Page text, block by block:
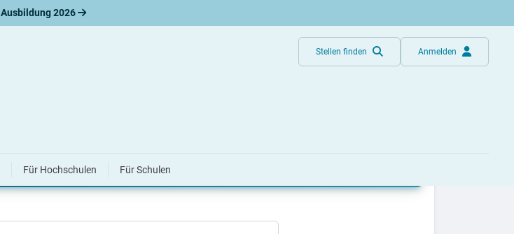
Ausbildung 2026
Stellen finden Anmelden
Für Hochschulen Für Schulen